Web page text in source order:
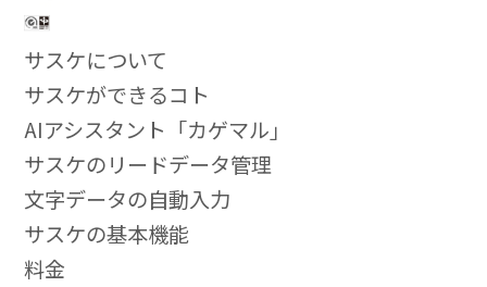
サスケについて
サスケができるコト
AIアシスタント「カゲマル」
サスケのリードデータ管理
文字データの自動入力
サスケの基本機能
料金